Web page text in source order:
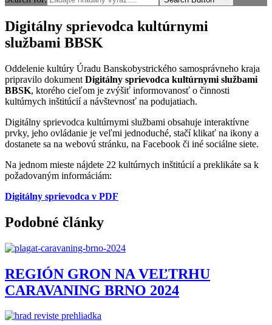
Digitálny sprievodca kultúrnymi
službami BBSK
Oddelenie kultúry Úradu Banskobystrického samosprávneho kraja
pripravilo dokument Digitálny sprievodca kultúrnymi službami
BBSK, ktorého cieľom je zvýšiť informovanosť o činnosti
kultúrnych inštitúcií a návštevnosť na podujatiach.
Digitálny sprievodca kultúrnymi službami obsahuje interaktívne
prvky, jeho ovládanie je veľmi jednoduché, stačí klikať na ikony a
dostanete sa na webovú stránku, na Facebook či iné sociálne siete.
Na jednom mieste nájdete 22 kultúrnych inštitúcií a preklikáte sa k
požadovaným informáciám:
Digitálny sprievodca v PDF
Podobné články
REGIÓN GRON NA VEĽTRHU
CARAVANING BRNO 2024